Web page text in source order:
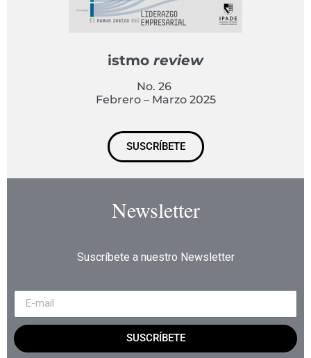
istmo review
No. 26
Febrero – Marzo 2025
SUSCRÍBETE
Newsletter
Suscríbete a nuestro Newsletter
SUSCRÍBETE